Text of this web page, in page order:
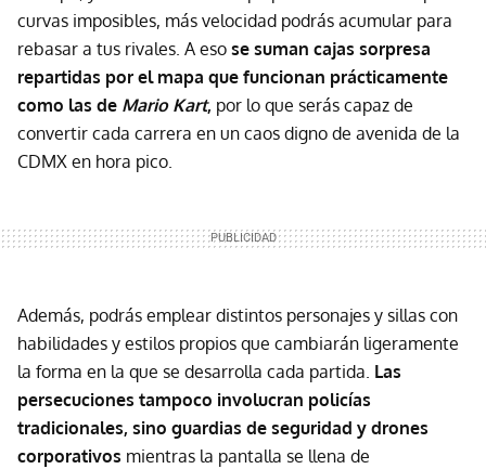
curvas imposibles, más velocidad podrás acumular para
rebasar a tus rivales. A eso se suman cajas sorpresa
repartidas por el mapa que funcionan prácticamente
como las de Mario Kart, por lo que serás capaz de
convertir cada carrera en un caos digno de avenida de la
CDMX en hora pico.
Además, podrás emplear distintos personajes y sillas con
habilidades y estilos propios que cambiarán ligeramente
la forma en la que se desarrolla cada partida. Las
persecuciones tampoco involucran policías
tradicionales, sino guardias de seguridad y drones
corporativos mientras la pantalla se llena de